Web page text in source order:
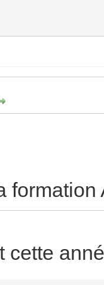
formation
cette